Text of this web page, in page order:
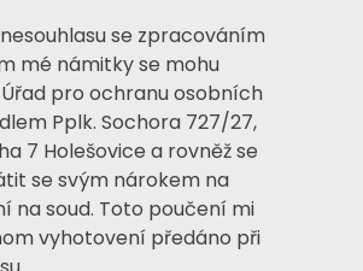
se zpracováním
mé námitky se mohu
pro ochranu osobních
Pplk. Sochora 727/27,
7 Holešovice a rovněž se
se svým nárokem na
na soud. Toto poučení mi
vyhotovení předáno při